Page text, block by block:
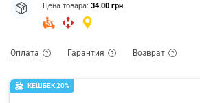
Цена товара: 34.00 грн
Оплата Гарантия Возврат
КЕШБЕК 20%